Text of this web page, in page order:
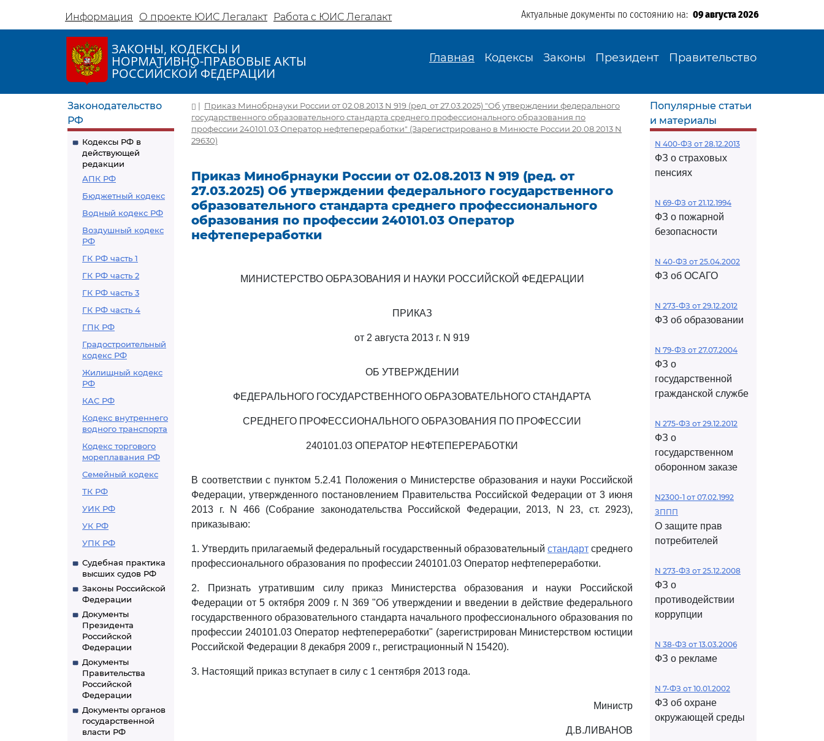
Информация О проекте ЮИС Легалакт Работа с ЮИС Легалакт Актуальные документы по состоянию на: 09 августа 2026
ЗАКОНЫ, КОДЕКСЫ И
НОРМАТИВНО-ПРАВОВЫЕ АКТЫ
РОССИЙСКОЙ ФЕДЕРАЦИИ
Главная Кодексы Законы Президент Правительство
Законодательство
РФ
Кодексы РФ в
действующей
редакции
АПК РФ
Бюджетный кодекс
Водный кодекс РФ
Воздушный кодекс
РФ
ГК РФ часть 1
ГК РФ часть 2
ГК РФ часть 3
ГК РФ часть 4
ГПК РФ
Градостроительный
кодекс РФ
Жилищный кодекс
РФ
КАС РФ
Кодекс внутреннего
водного транспорта
Кодекс торгового
мореплавания РФ
Семейный кодекс
ТК РФ
УИК РФ
УК РФ
УПК РФ
Судебная практика
высших судов РФ
Законы Российской
Федерации
Документы
Президента
Российской
Федерации
Документы
Правительства
Российской
Федерации
Документы органов
государственной
власти РФ
| Приказ Минобрнауки России от 02.08.2013 N 919 (ред. от 27.03.2025) "Об утверждении федерального
государственного образовательного стандарта среднего профессионального образования по
профессии 240101.03 Оператор нефтепереработки" (Зарегистрировано в Минюсте России 20.08.2013 N
29630)
Приказ Минобрнауки России от 02.08.2013 N 919 (ред. от
27.03.2025) Об утверждении федерального государственного
образовательного стандарта среднего профессионального
образования по профессии 240101.03 Оператор
нефтепереработки
МИНИСТЕРСТВО ОБРАЗОВАНИЯ И НАУКИ РОССИЙСКОЙ ФЕДЕРАЦИИ
ПРИКАЗ
от 2 августа 2013 г. N 919
ОБ УТВЕРЖДЕНИИ
ФЕДЕРАЛЬНОГО ГОСУДАРСТВЕННОГО ОБРАЗОВАТЕЛЬНОГО СТАНДАРТА
СРЕДНЕГО ПРОФЕССИОНАЛЬНОГО ОБРАЗОВАНИЯ ПО ПРОФЕССИИ
240101.03 ОПЕРАТОР НЕФТЕПЕРЕРАБОТКИ
В соответствии с пунктом 5.2.41 Положения о Министерстве образования и науки Российской
Федерации, утвержденного постановлением Правительства Российской Федерации от 3 июня
2013 г. N 466 (Собрание законодательства Российской Федерации, 2013, N 23, ст. 2923),
приказываю:
1. Утвердить прилагаемый федеральный государственный образовательный стандарт среднего
профессионального образования по профессии 240101.03 Оператор нефтепереработки.
2. Признать утратившим силу приказ Министерства образования и науки Российской
Федерации от 5 октября 2009 г. N 369 "Об утверждении и введении в действие федерального
государственного образовательного стандарта начального профессионального образования по
профессии 240101.03 Оператор нефтепереработки" (зарегистрирован Министерством юстиции
Российской Федерации 8 декабря 2009 г., регистрационный N 15420).
3. Настоящий приказ вступает в силу с 1 сентября 2013 года.
Министр
Д.В.ЛИВАНОВ
Популярные статьи
и материалы
N 400-ФЗ от 28.12.2013
ФЗ о страховых
пенсиях
N 69-ФЗ от 21.12.1994
ФЗ о пожарной
безопасности
N 40-ФЗ от 25.04.2002
ФЗ об ОСАГО
N 273-ФЗ от 29.12.2012
ФЗ об образовании
N 79-ФЗ от 27.07.2004
ФЗ о
государственной
гражданской службе
N 275-ФЗ от 29.12.2012
ФЗ о
государственном
оборонном заказе
N2300-1 от 07.02.1992
ЗППП
О защите прав
потребителей
N 273-ФЗ от 25.12.2008
ФЗ о
противодействии
коррупции
N 38-ФЗ от 13.03.2006
ФЗ о рекламе
N 7-ФЗ от 10.01.2002
ФЗ об охране
окружающей среды